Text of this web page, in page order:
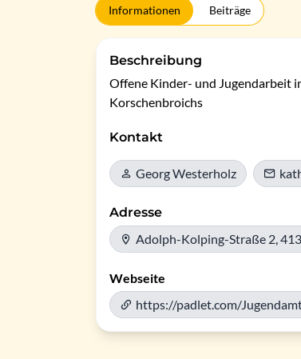
Informationen Beiträge
Beschreibung
Offene Kinder- und Jugendarbeit
Korschenbroichs
Kontakt
Georg Westerholz
Adresse
Adolph-Kolping-Straße 2,
Webseite
https://padlet.com/